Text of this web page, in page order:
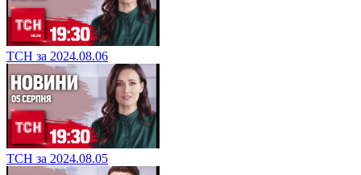
ТСН за 2024.08.06
ТСН за 2024.08.05